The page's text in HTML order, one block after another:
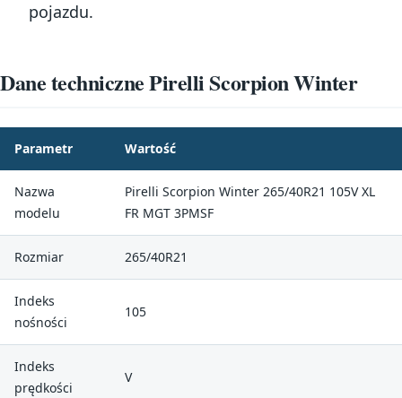
pojazdu.
Dane techniczne Pirelli Scorpion Winter
Parametr Wartość
Nazwa
modelu
Pirelli Scorpion Winter 265/40R21 105V XL
FR MGT 3PMSF
Rozmiar 265/40R21
Indeks
nośności
105
Indeks
prędkości
V